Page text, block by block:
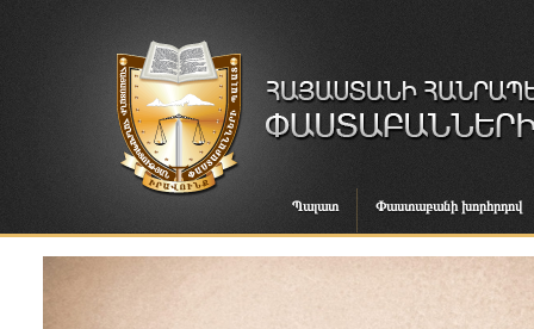
Պալատ Փաստաբանի խորհրդով